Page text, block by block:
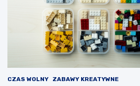
CZAS WOLNY ZABAWY KREATYWNE